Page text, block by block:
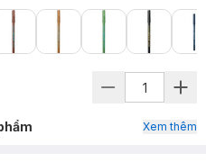
Xem thêm